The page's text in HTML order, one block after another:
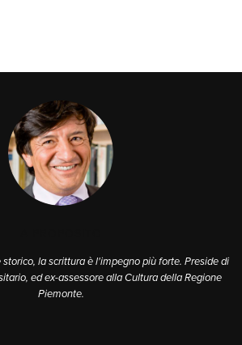
la scrittura è l'impegno più forte. Preside di
ed ex-assessore alla Cultura della Regione
Piemonte.